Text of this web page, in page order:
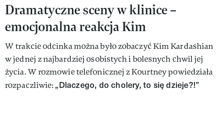
Dramatyczne sceny w klinice –
emocjonalna reakcja Kim
W trakcie odcinka można było zobaczyć Kim Kardashian
w jednej z najbardziej osobistych i bolesnych chwil jej
życia. W rozmowie telefonicznej z Kourtney powiedziała
rozpaczliwie: „Dlaczego, do cholery, to się dzieje?!”